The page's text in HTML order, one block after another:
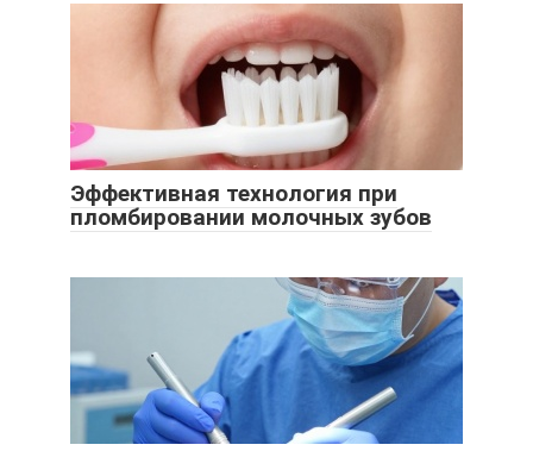
Эффективная технология при
пломбировании молочных зубов